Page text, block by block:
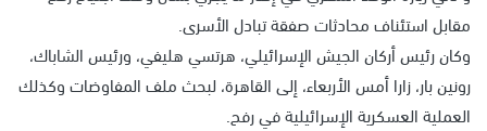
مقابل استئناف محادثات صفقة تبادل الأسرى.
وكان رئيس أركان الجيش الإسرائيلي، هرتسي هليفي، ورئيس الشاباك،
رونين بار، زارا أمس الأربعاء، إلى القاهرة، لبحث ملف المفاوضات وكذلك
العملية العسكرية الإسرائيلية في رفح.